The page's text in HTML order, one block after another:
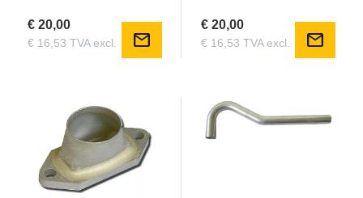
€ 20,00
€ 16,53 TVA excl. mail
€ 20,00
€ 16,53 TVA excl. mail